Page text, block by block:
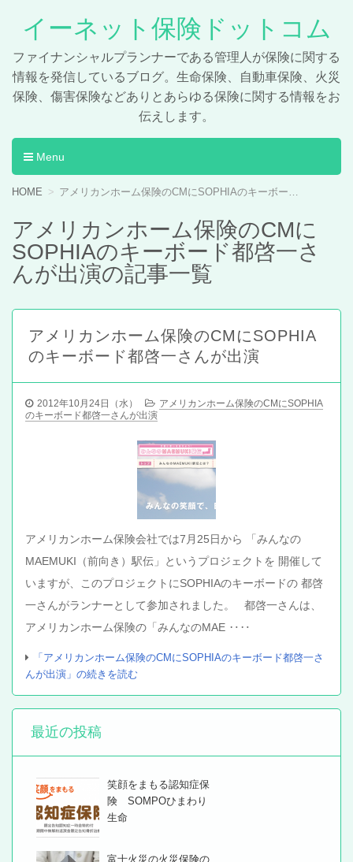
イーネット保険ドットコム
ファイナンシャルプランナーである管理人が保険に関する
情報を発信しているブログ。生命保険、自動車保険、火災
保険、傷害保険などありとあらゆる保険に関する情報をお
伝えします。
Menu
コンテンツへ移動
HOME
アメリカンホーム保険のCMに
SOPHIAのキーボード都啓一さ
んが出演の記事一覧
アメリカンホーム保険のCMにSOPHIA
のキーボード都啓一さんが出演
2012年10月24日（水）
アメリカンホーム保険のCMにSOPHIA
のキーボード都啓一さんが出演
アメリカンホーム保険会社では7月25日から 「みんなの
MAEMUKI（前向き）駅伝」というプロジェクトを 開催して
いますが、このプロジェクトにSOPHIAのキーボードの 都啓
一さんがランナーとして参加されました。 都啓一さんは、
アメリカンホーム保険の「みんなのMAE ‥‥
「アメリカンホーム保険のCMにSOPHIAのキーボード都啓一さ
んが出演」の続きを読む
最近の投稿
笑顔をまもる認知症保
険 SOMPOひまわり
生命
富士火災の火災保険の